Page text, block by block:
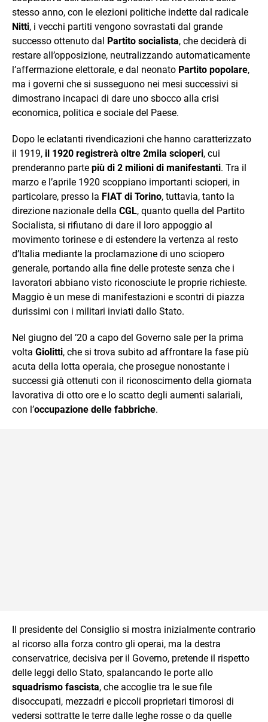
stesso anno, con le elezioni politiche indette dal radicale
Nitti, i vecchi partiti vengono sovrastati dal grande
successo ottenuto dal Partito socialista, che deciderà di
restare all’opposizione, neutralizzando automaticamente
l’affermazione elettorale, e dal neonato Partito popolare,
ma i governi che si susseguono nei mesi successivi si
dimostrano incapaci di dare uno sbocco alla crisi
economica, politica e sociale del Paese.
Dopo le eclatanti rivendicazioni che hanno caratterizzato
il 1919, il 1920 registrerà oltre 2mila scioperi, cui
prenderanno parte più di 2 milioni di manifestanti. Tra il
marzo e l’aprile 1920 scoppiano importanti scioperi, in
particolare, presso la FIAT di Torino, tuttavia, tanto la
direzione nazionale della CGL, quanto quella del Partito
Socialista, si rifiutano di dare il loro appoggio al
movimento torinese e di estendere la vertenza al resto
d’Italia mediante la proclamazione di uno sciopero
generale, portando alla fine delle proteste senza che i
lavoratori abbiano visto riconosciute le proprie richieste.
Maggio è un mese di manifestazioni e scontri di piazza
durissimi con i militari inviati dallo Stato.
Nel giugno del ’20 a capo del Governo sale per la prima
volta Giolitti, che si trova subito ad affrontare la fase più
acuta della lotta operaia, che prosegue nonostante i
successi già ottenuti con il riconoscimento della giornata
lavorativa di otto ore e lo scatto degli aumenti salariali,
con l’occupazione delle fabbriche.
Il presidente del Consiglio si mostra inizialmente contrario
al ricorso alla forza contro gli operai, ma la destra
conservatrice, decisiva per il Governo, pretende il rispetto
delle leggi dello Stato, spalancando le porte allo
squadrismo fascista, che accoglie tra le sue file
disoccupati, mezzadri e piccoli proprietari timorosi di
vedersi sottratte le terre dalle leghe rosse o da quelle